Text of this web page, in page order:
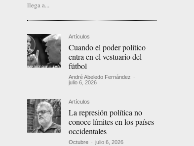
llega a...
Artículos
Cuando el poder político
entra en el vestuario del
fútbol
André Abeledo Fernández -
julio 6, 2026
Artículos
La represión política no
conoce límites en los países
occidentales
Octubre - julio 6, 2026